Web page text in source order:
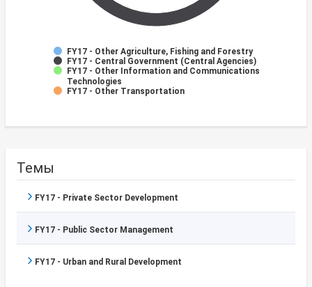
FY17 - Other Agriculture, Fishing and Forestry
FY17 - Central Government (Central Agencies)
FY17 - Other Information and Communications
Technologies
FY17 - Other Transportation
Темы
FY17 - Private Sector Development
FY17 - Public Sector Management
FY17 - Urban and Rural Development